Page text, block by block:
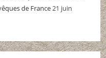
de France21 juin